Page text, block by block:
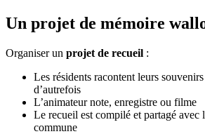
Un projet de mémoire
Organiser un projet de recueil :
Les résidents racontent leurs
d’autrefois
L’animateur note, enregistre ou filme
Le recueil est compilé et partagé avec
commune